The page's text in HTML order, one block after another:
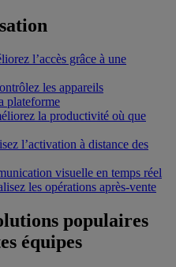
l’accès grâce à une
les appareils
plateforme
la productivité où que
l’activation à distance des
visuelle en temps réel
les opérations après-vente
populaires
équipes